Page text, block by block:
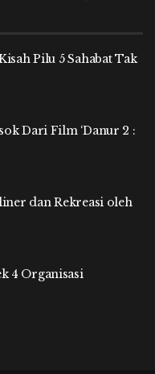
Pilu 5 Sahabat Tak
Dari Film ‘Danur 2 :
dan Rekreasi oleh
4 Organisasi